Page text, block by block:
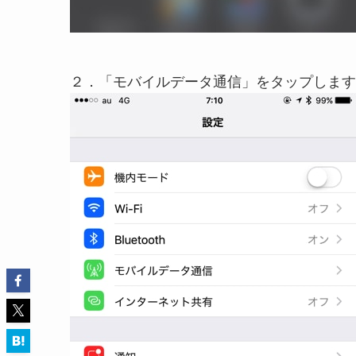
２．「モバイルデータ通信」をタップしま